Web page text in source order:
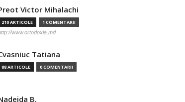
Victor Mihalachi
210 ARTICOLE 1 COMENTARII
www.ortodoxia.md
Tatiana
88 ARTICOLE 0 COMENTARII
B.